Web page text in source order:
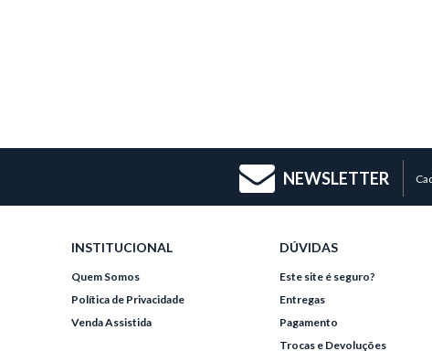
NEWSLETTER
INSTITUCIONAL
Quem Somos
Política de Privacidade
Venda Assistida
DÚVIDAS
Este site é seguro?
Entregas
Pagamento
Trocas e Devoluções